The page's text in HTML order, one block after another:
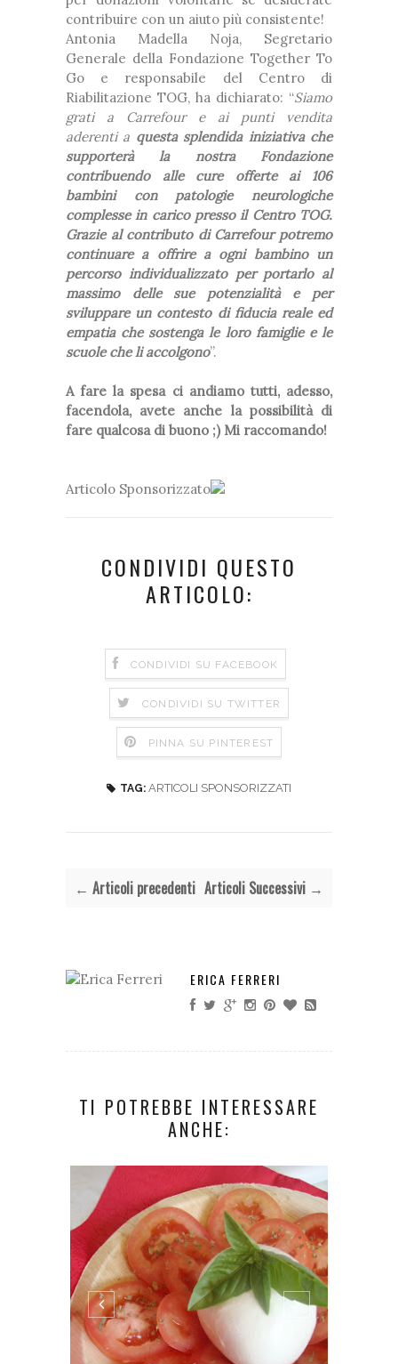
contribuire con un aiuto più consistente!
Antonia Madella Noja, Segretario
Generale della Fondazione Together To
Go e responsabile del Centro di
Riabilitazione TOG, ha dichiarato: “Siamo
grati a Carrefour e ai punti vendita
aderenti a questa splendida iniziativa che
supporterà la nostra Fondazione
contribuendo alle cure offerte ai 106
bambini con patologie neurologiche
complesse in carico presso il Centro TOG.
Grazie al contributo di Carrefour potremo
continuare a offrire a ogni bambino un
percorso individualizzato per portarlo al
massimo delle sue potenzialità e per
sviluppare un contesto di fiducia reale ed
empatia che sostenga le loro famiglie e le
scuole che li accolgono”.
A fare la spesa ci andiamo tutti, adesso,
facendola, avete anche la possibilità di
fare qualcosa di buono ;) Mi raccomando!
Articolo Sponsorizzato
CONDIVIDI QUESTO
ARTICOLO:
CONDIVIDI SU FACEBOOK
CONDIVIDI SU TWITTER
PINNA SU PINTEREST
TAG: ARTICOLI SPONSORIZZATI
← Articoli precedenti Articoli Successivi →
ERICA FERRERI
TI POTREBBE INTERESSARE
ANCHE: